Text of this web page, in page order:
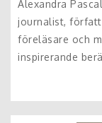
Alexandra
journalist,
föreläsare och
inspirerande